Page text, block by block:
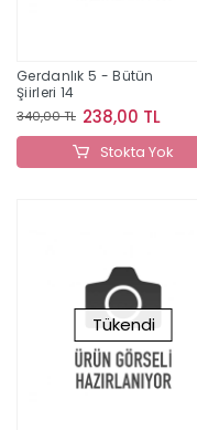
Gerdanlık 5 - Bütün
Şiirleri 14
340,00 TL 238,00 TL
Stokta Yok
Tükendi